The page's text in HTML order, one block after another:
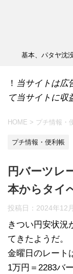
基本、パタヤ沈
！ 当サイトは広
て当サイトに収
HOME > プチ情報・
プチ情報・便利帳
円バーツレ
本からタイ
投稿日： 2024年12
きつい円安状況
てきたようだ。
金曜日のレート
1万円＝2283バ